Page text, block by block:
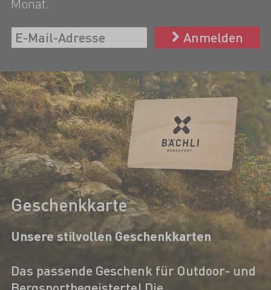
Anmelden
Geschenkkarte
Unsere stilvollen Geschenkkarten
Das passende Geschenk für Outdoor- und